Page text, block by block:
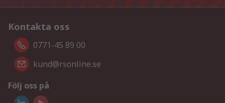
Kontakta oss
0771-45 89 00
kund@rsonline.se
Följ oss på